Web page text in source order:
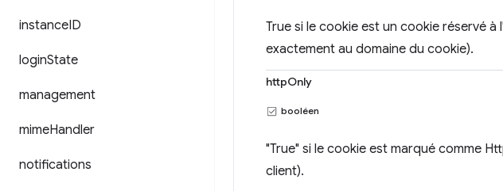
instanceID
loginState
management
mimeHandler
notifications
True si le cookie est un cookie réservé
exactement au domaine du cookie).
httpOnly
booléen
"True" si le cookie est marqué comme
client).